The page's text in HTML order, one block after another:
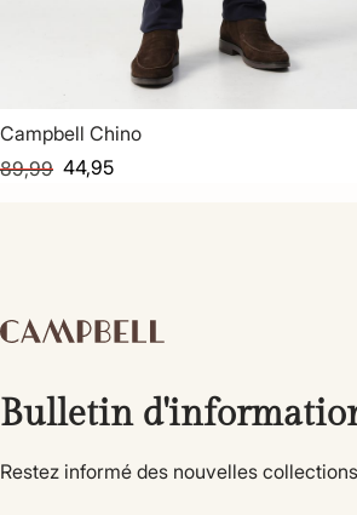
Campbell Chino
89,99 44,95
Bulletin
Restez informé des nouvelles